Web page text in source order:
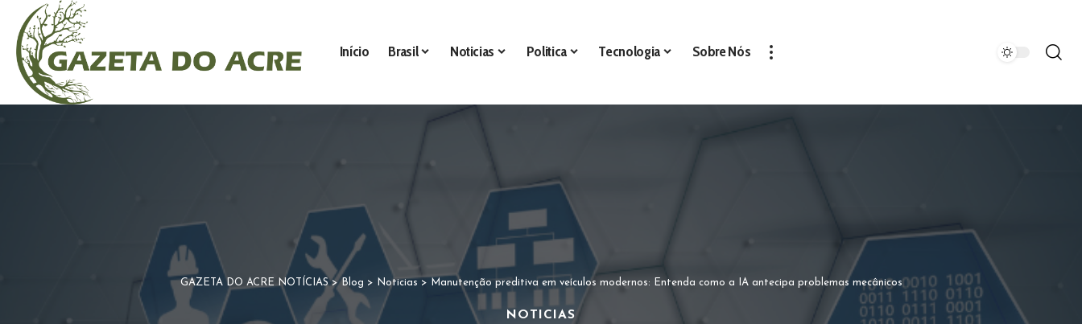
Início Brasil Noticias Politica Tecnologia Sobre Nós
GAZETA DO ACRE NOTÍCIAS>Blog > Noticias > Manutenção preditiva em veículos modernos: Entenda como a IA antecipa problemas mecânicos
NOTICIAS